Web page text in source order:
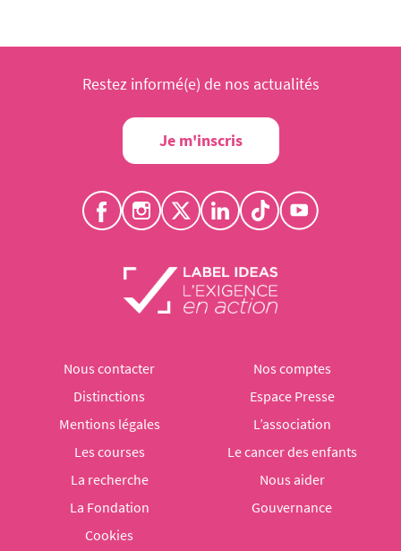
Restez informé(e) de nos actualités
Je m'inscris
Nous contacter
Nos comptes
Distinctions
Espace Presse
Mentions légales
L’association
Les courses
Le cancer des enfants
La recherche
Nous aider
La Fondation
Gouvernance
Cookies